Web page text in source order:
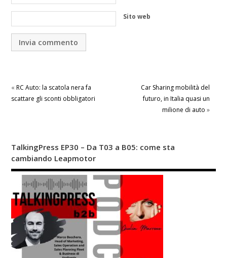
Sito web
« RC Auto: la scatola nera fa
scattare gli sconti obbligatori
Car Sharing mobilità del
futuro, in Italia quasi un
milione di auto »
TalkingPress EP30 – Da T03 a B05: come sta
cambiando Leapmotor